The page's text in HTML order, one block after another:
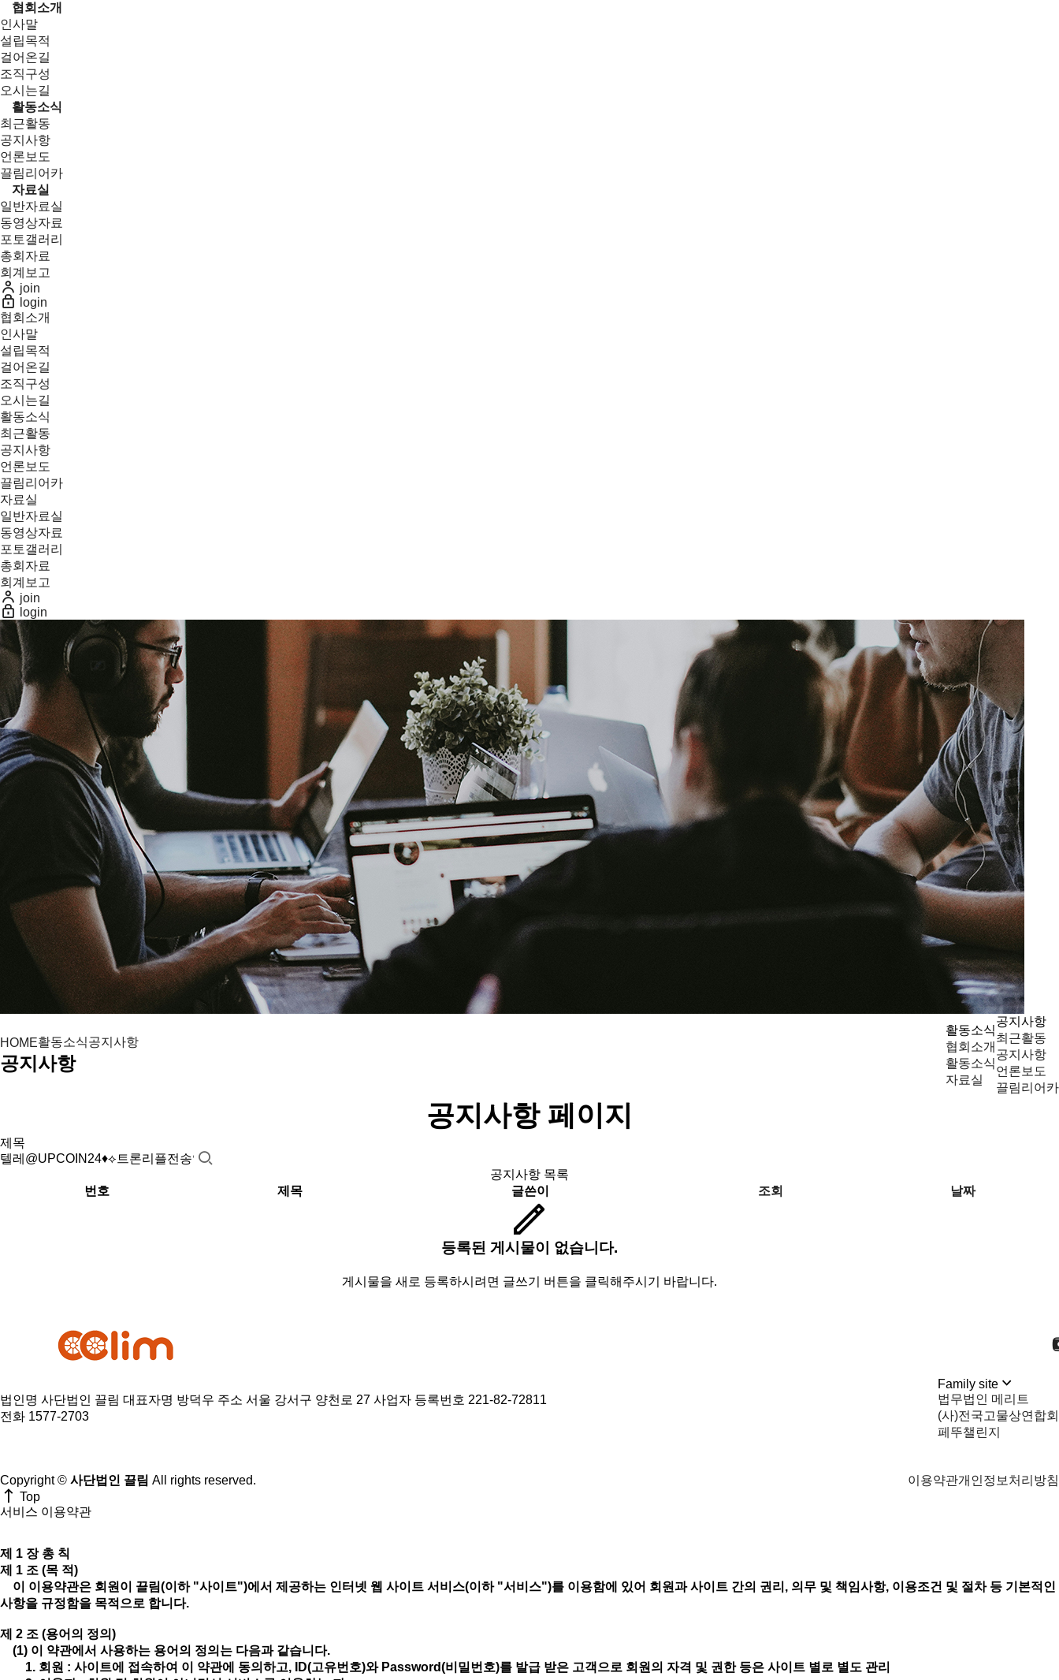
협회소개
인사말
설립목적
걸어온길
조직구성
오시는길
활동소식
최근활동
공지사항
언론보도
끌림리어카
자료실
일반자료실
동영상자료
포토갤러리
총회자료
회계보고
join
login
협회소개
인사말
설립목적
걸어온길
조직구성
오시는길
활동소식
최근활동
공지사항
언론보도
끌림리어카
자료실
일반자료실
동영상자료
포토갤러리
총회자료
회계보고
join
login
HOME활동소식공지사항
공지사항
활동소식
협회소개
활동소식
자료실
공지사항
최근활동
공지사항
언론보도
끌림리어카
공지사항 페이지
공지사항 목록
번호
제목 글쓴이 조회 날짜
등록된 게시물이 없습니다.
게시물을 새로 등록하시려면 글쓰기 버튼을 클릭해주시기 바랍니다.
법인명 사단법인 끌림 대표자명 방덕우 주소 서울 강서구 양천로 27 사업자 등록번호 221-82-72811
전화 1577-2703
Family site
법무법인 메리트
(사)전국고물상연합회
페뚜챌린지
Copyright © 사단법인 끌림 All rights reserved. 이용약관개인정보처리방침
Top
서비스 이용약관
제 1 장 총 칙
제 1 조 (목 적)
이 이용약관은 회원이 끌림(이하 "사이트")에서 제공하는 인터넷 웹 사이트 서비스(이하 "서비스")를 이용함에 있어 회원과 사이트 간의 권리, 의무 및 책임사항, 이용조건 및 절차 등 기본적인
사항을 규정함을 목적으로 합니다.
제 2 조 (용어의 정의)
(1) 이 약관에서 사용하는 용어의 정의는 다음과 같습니다.
1. 회원 : 사이트에 접속하여 이 약관에 동의하고, ID(고유번호)와 Password(비밀번호)를 발급 받은 고객으로 회원의 자격 및 권한 등은 사이트 별로 별도 관리